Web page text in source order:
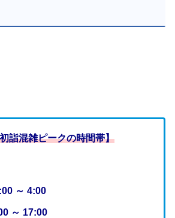
詣混雑ピークの時間帯】
～ 4:00
～ 17:00